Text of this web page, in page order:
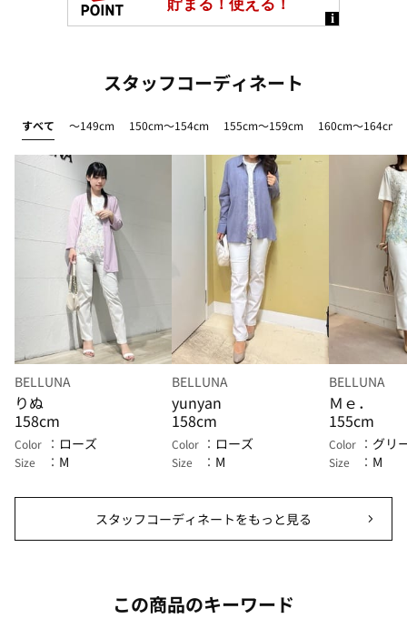
スタッフコーディネート
すべて ～149cm 150cm～154cm 155cm～159cm 160cm～164cm
BELLUNA
りぬ
158cm
Color ローズ
Size M
BELLUNA
yunyan
158cm
Color ローズ
Size M
BELLUNA
Ｍｅ．
155cm
Color グリ
Size M
スタッフコーディネートをもっと見る
この商品のキーワード